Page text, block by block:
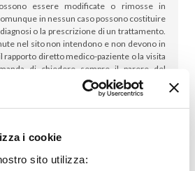
i cookie
sito utilizza:
essere modificate o rimosse in
in nessun caso possono costituire
o la prescrizione di un trattamento.
nel sito non intendono e non devono in
diretto medico-paziente o la visita
di chiedere sempre il parere del
e/o di specialisti riguardo qualsiasi
si hanno dubbi o quesiti sull’uso di un
consultare il proprio medico.